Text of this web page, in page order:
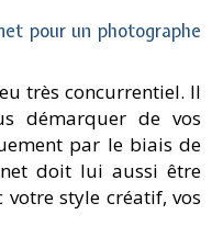
pour un photographe
très concurrentiel. Il
démarquer de vos
par le biais de
doit lui aussi être
votre style créatif, vos